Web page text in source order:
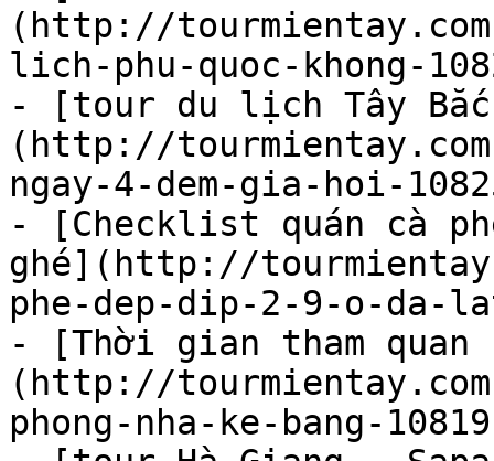
(http://
lich-phu-quoc-khong-
- [tour du lịch Tây
(http://
ngay-4-dem-gia-hoi-
- [Checklist quán cà
ghé](http://
phe-dep-dip-2-9-o-da-
- [Thời gian tham quan
(http://
phong-nha-ke-bang-